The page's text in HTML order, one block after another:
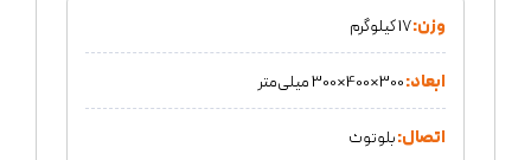
وزن:17 کیلوگرم
ابعاد:300×400×300 میلی‌متر
اتصال:بلوتوث